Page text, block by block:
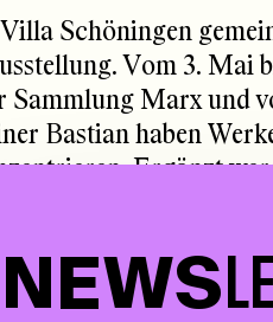
Schöningen
Vom 3. Mai
Sammlung Marx und
Bastian haben
Ergänzt
Monroe“ oder
NEWS